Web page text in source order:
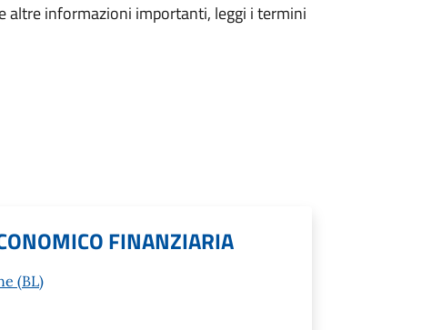
altre informazioni importanti, leggi i termini
FINANZIARIA
(BL)